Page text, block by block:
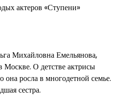
актеров «Ступени»
Михайловна Емельянова,
Москве. О детстве актрисы
она росла в многодетной семье.
сестра.